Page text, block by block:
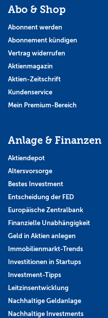
Abo & Shop
Abonnent werden
Abonnement kündigen
Vertrag widerrufen
Aktienmagazin
Aktien-Zeitschrift
Kundenservice
Mein Premium-Bereich
Anlage & Finanzen
Aktiendepot
Altersvorsorge
Bestes Investment
Entscheidung der FED
Europäische Zentralbank
Finanzielle Unabhängigkeit
Geld in Aktien anlegen
Immobilienmarkt-Trends
Investitionen in Startups
Investment-Tipps
Leitzinsentwicklung
Nachhaltige Geldanlage
Nachhaltige Investments